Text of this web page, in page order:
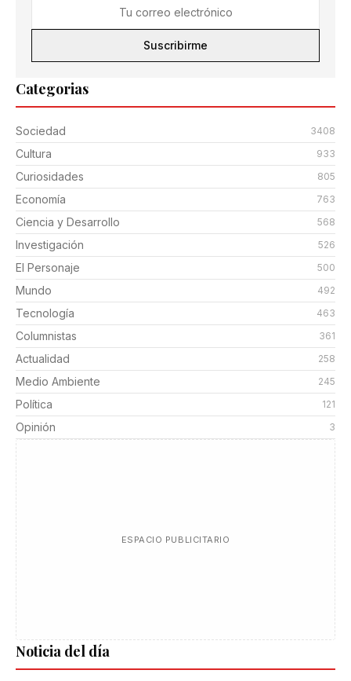
Categorias
Sociedad 3408
Cultura 933
Curiosidades 805
Economía 763
Ciencia y Desarrollo 568
Investigación 526
El Personaje 500
Mundo 492
Tecnología 463
Columnistas 361
Actualidad 258
Medio Ambiente 245
Política 121
Opinión 3
Suscribirme
ESPACIO PUBLICITARIO
Noticia del día